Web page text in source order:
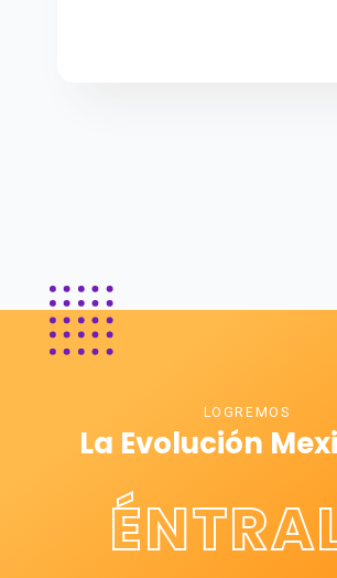
LOGREMOS
La Evolución